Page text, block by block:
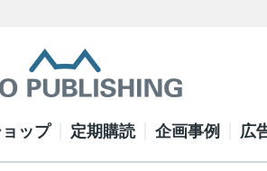
ップ 定期購読 企画事例 広